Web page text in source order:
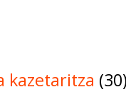
kazetaritza